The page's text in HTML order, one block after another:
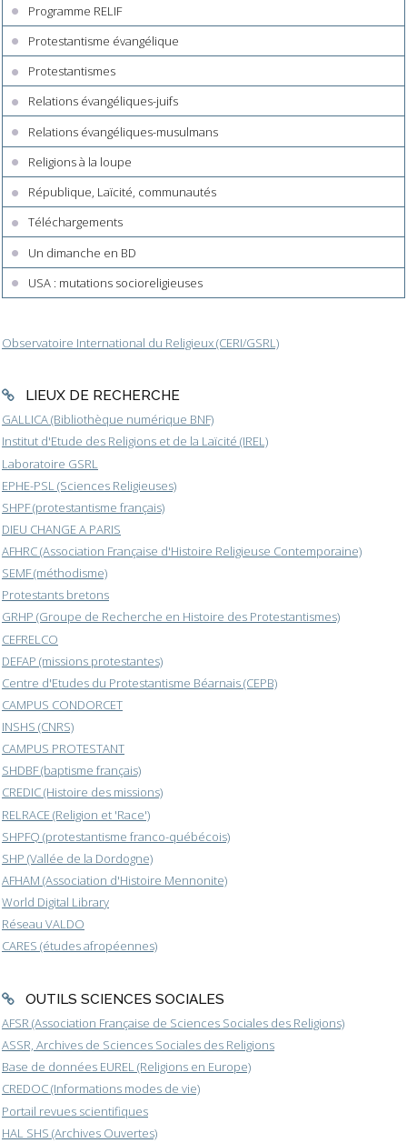
Programme RELIF
Protestantisme évangélique
Protestantismes
Relations évangéliques-juifs
Relations évangéliques-musulmans
Religions à la loupe
République, Laïcité, communautés
Téléchargements
Un dimanche en BD
USA : mutations socioreligieuses
Observatoire International du Religieux (CERI/GSRL)
LIEUX DE RECHERCHE
GALLICA (Bibliothèque numérique BNF)
Institut d'Etude des Religions et de la Laïcité (IREL)
Laboratoire GSRL
EPHE-PSL (Sciences Religieuses)
SHPF (protestantisme français)
DIEU CHANGE A PARIS
AFHRC (Association Française d'Histoire Religieuse Contemporaine)
SEMF (méthodisme)
Protestants bretons
GRHP (Groupe de Recherche en Histoire des Protestantismes)
CEFRELCO
DEFAP (missions protestantes)
Centre d'Etudes du Protestantisme Béarnais (CEPB)
CAMPUS CONDORCET
INSHS (CNRS)
CAMPUS PROTESTANT
SHDBF (baptisme français)
CREDIC (Histoire des missions)
RELRACE (Religion et 'Race')
SHPFQ (protestantisme franco-québécois)
SHP (Vallée de la Dordogne)
AFHAM (Association d'Histoire Mennonite)
World Digital Library
Réseau VALDO
CARES (études afropéennes)
OUTILS SCIENCES SOCIALES
AFSR (Association Française de Sciences Sociales des Religions)
ASSR, Archives de Sciences Sociales des Religions
Base de données EUREL (Religions en Europe)
CREDOC (Informations modes de vie)
Portail revues scientifiques
HAL SHS (Archives Ouvertes)